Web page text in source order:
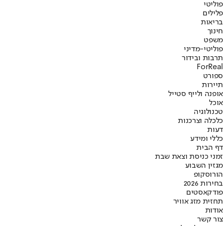
פוליטי
פלילים
בריאות
חינוך
משפט
פוליטי-מדיני
תרבות ובידור
ForReal
ספורט
תיירות
אופנה ולייף סטייל
אוכל
טכנולוגיה
כלכלה וצרכנות
דעות
כללי ומידע
דף הבית
זמני כניסת וצאת שבת
מגזין השבוע
הורוסקופ
בחירות 2026
פודקאסטים
תחזית מזג אוויר
אודות
צור קשר